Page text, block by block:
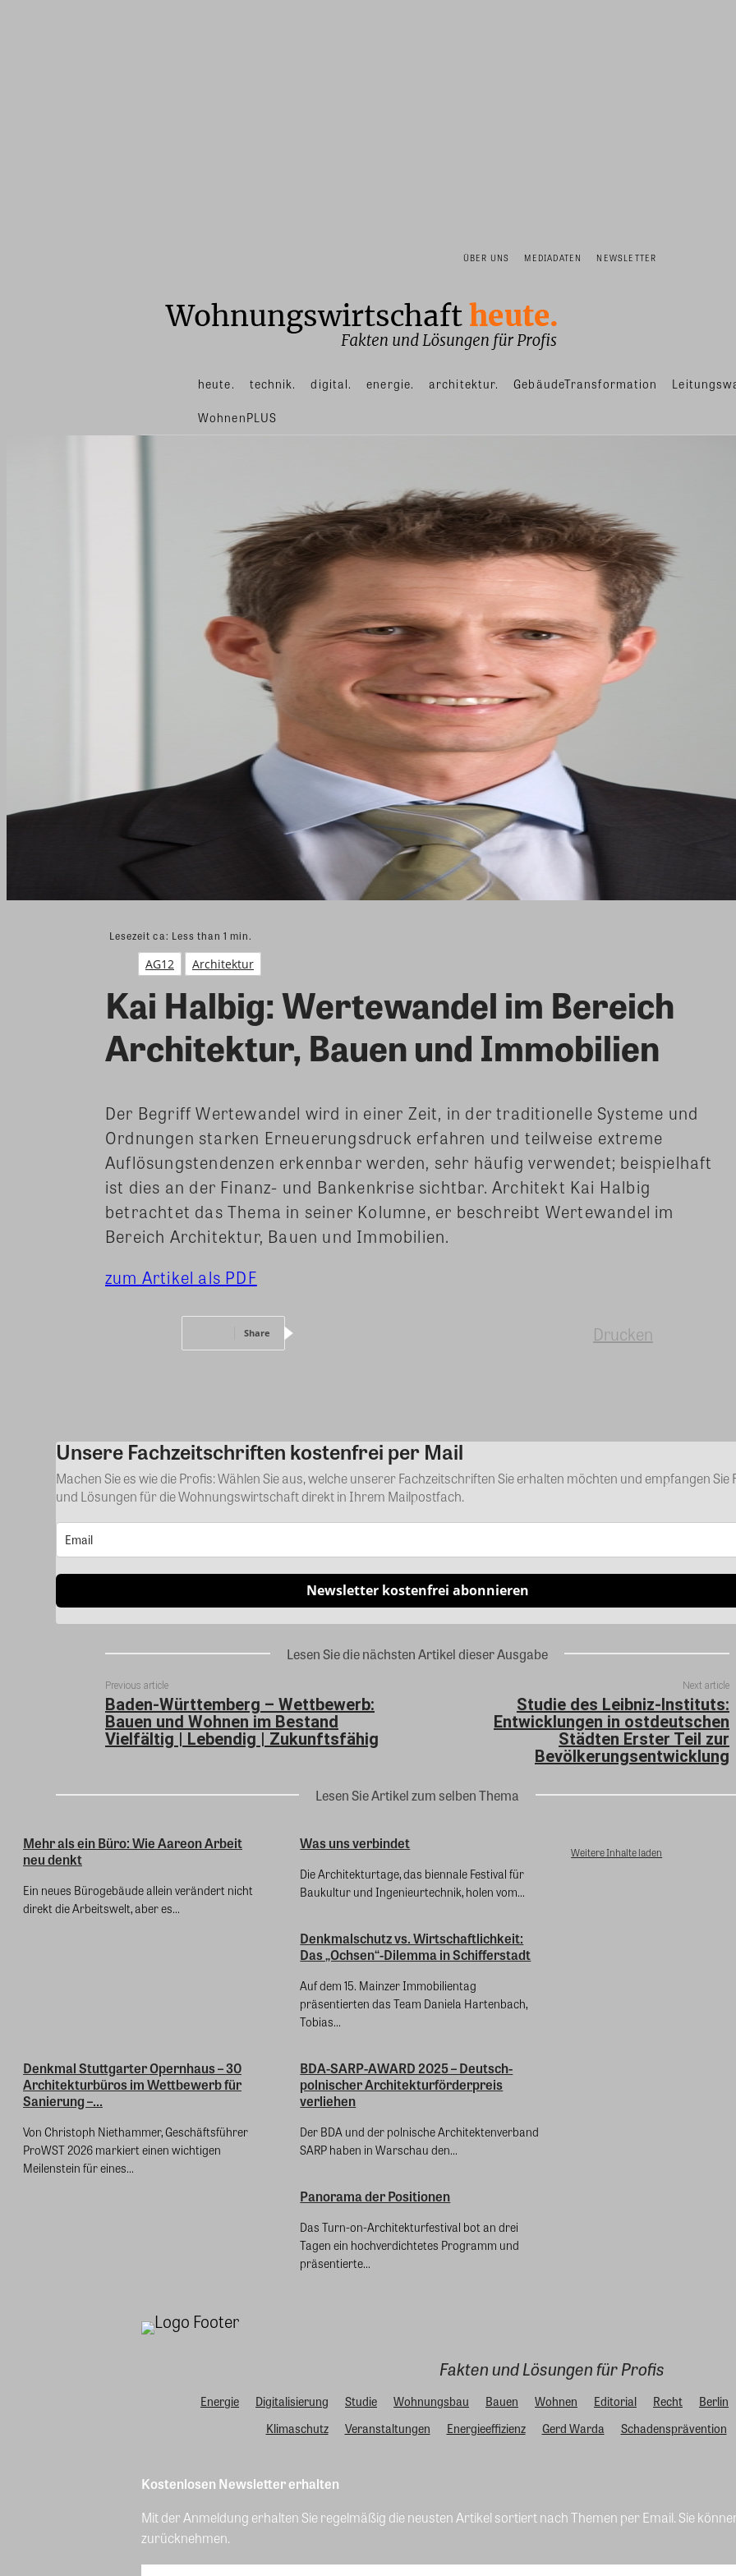
ÜBER UNS MEDIADATEN NEWSLETTER
heute. technik. digital. energie. architektur. GebäudeTransformation
WohnenPLUS
Lesezeit ca: Less than 1 min.
AG12 Architektur
Kai Halbig: Wertewandel im Bereich
Architektur, Bauen und Immobilien
Der Begriff Wertewandel wird in einer Zeit, in der traditionelle Systeme und
Ordnungen starken Erneuerungsdruck erfahren und teilweise extreme
Auflösungstendenzen erkennbar werden, sehr häufig verwendet; beispielhaft
ist dies an der Finanz- und Bankenkrise sichtbar.Architekt Kai Halbig
betrachtet das Thema in seiner Kolumne, er beschreibt Wertewandel im
Bereich Architektur, Bauen und Immobilien.
zum Artikel als PDF
Share Drucken
Kommentar
Unsere Fachzeitschriften kostenfrei per Mail
Machen Sie es wie die Profis: Wählen Sie aus, welche unserer Fachzeitschriften Sie erhalten möchten und empfangen Sie
und Lösungen für die Wohnungswirtschaft direkt in Ihrem Mailpostfach.
Newsletter kostenfrei abonnieren
Lesen Sie die nächsten Artikel dieser Ausgabe
Previous article
Baden-Württemberg – Wettbewerb:
Bauen und Wohnen im Bestand
Vielfältig | Lebendig | Zukunftsfähig
Next article
Studie des Leibniz-Instituts:
Entwicklungen in ostdeutschen
Städten Erster Teil zur
Bevölkerungsentwicklung
Lesen Sie Artikel zum selben Thema
Mehr als ein Büro: Wie Aareon Arbeit
neu denkt
Ein neues Bürogebäude allein verändert nicht
direkt die Arbeitswelt, aber es...
Was uns verbindet
Die Architekturtage, das biennale Festival für
Baukultur und Ingenieurtechnik, holen vom...
Denkmalschutz vs. Wirtschaftlichkeit:
Das „Ochsen“-Dilemma in Schifferstadt
Auf dem 15. Mainzer Immobilientag
präsentierten das Team Daniela Hartenbach,
Tobias...
Denkmal Stuttgarter Opernhaus – 30
Architekturbüros im Wettbewerb für
Sanierung –...
Von Christoph Niethammer, Geschäftsführer
ProWST 2026 markiert einen wichtigen
Meilenstein für eines...
BDA-SARP-AWARD 2025 – Deutsch-
polnischer Architekturförderpreis
verliehen
Der BDA und der polnische Architektenverband
SARP haben in Warschau den...
Panorama der Positionen
Das Turn-on-Architekturfestival bot an drei
Tagen ein hochverdichtetes Programm und
präsentierte...
Weitere Inhalte laden
Fakten und Lösungen für Profis
Energie Digitalisierung Studie Wohnungsbau Bauen Wohnen Editorial Recht Berlin
Klimaschutz
Veranstaltungen Energieeffizienz Gerd Warda Schadensprävention
Kostenlosen Newsletter erhalten
Mit der Anmeldung erhalten Sie regelmäßig die neusten Artikel sortiert nach Themen per Email. Sie
zurücknehmen.